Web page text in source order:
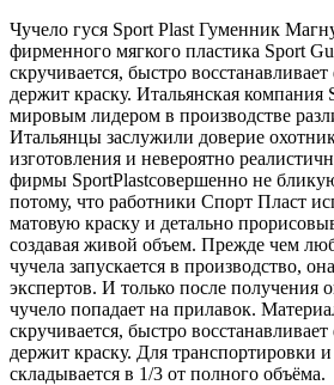
Чучело гуся Sport Plast Гуменник
фирменного мягкого пластика Sport
скручивается, быстро
держит краску. Итальянская компания
мировым лидером в производстве
Итальянцы заслужили доверие
изготовления и невероятно
фирмы SportPlastсовершенно не
потому, что работники Спорт Пласт
матовую краску и детально
создавая живой объем. Прежде чем
чучела запускается в производство,
экспертов. И только после получения
чучело попадает на прилавок.
скручивается, быстро
держит краску. Для транспортировки
складывается в 1/3 от полного объёма.